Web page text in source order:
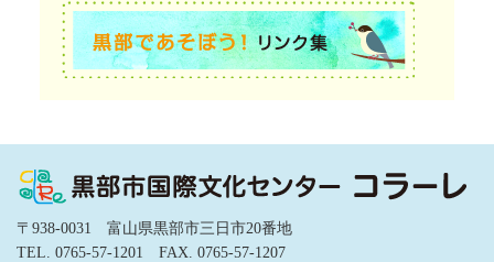
〒938-0031 富山県黒部市三日市20番地
TEL. 0765-57-1201 FAX. 0765-57-1207